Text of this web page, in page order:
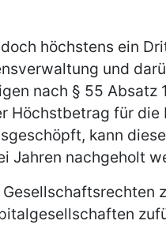
höchstens ein
und
nach § 55 Absatz
Höchstbetrag für die
kann
Jahren nachgeholt